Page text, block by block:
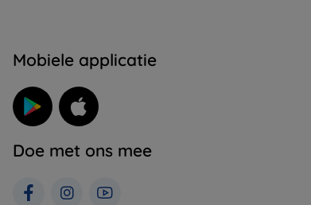
Mobiele applicatie
Doe met ons mee